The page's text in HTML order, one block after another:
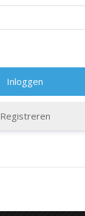
Registreren